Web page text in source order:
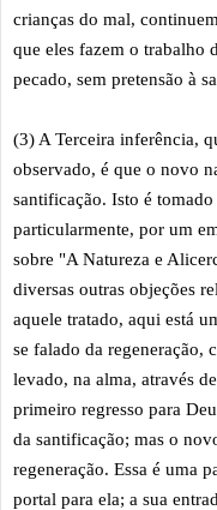
crianças do mal,
que eles fazem o trabalho
pecado, sem pretensão à
(3) A Terceira inferência,
observado, é que o novo
santificação. Isto é
particularmente, por um
sobre "A Natureza e
diversas outras objeções
aquele tratado, aqui está
se falado da regeneração,
levado, na alma, através
primeiro regresso para
da santificação; mas o
regeneração. Essa é uma
portal para ela; a sua